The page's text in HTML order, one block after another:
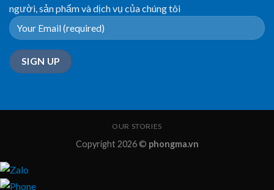
người, sản phẩm và dịch vụ của chúng tôi
OUR STORIES
Copyright 2026 © phongma.vn